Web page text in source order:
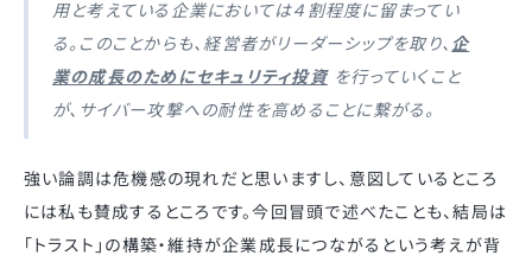
用と考えている企業においては４割程度に留まってい
る。このことからも、経営者がリーダーシップを取り、 企
業の成長のためにセキュリティ投資を行っていくこと
が、サイバー攻撃への耐性を高めることに繋がる。
強い論調は危機感の現れだと思いますし、意図しているところ
には私も賛成するところです。今回冒頭で述べたことも、結局は
「トラスト」の構築・維持が企業成長につながるという考えが背